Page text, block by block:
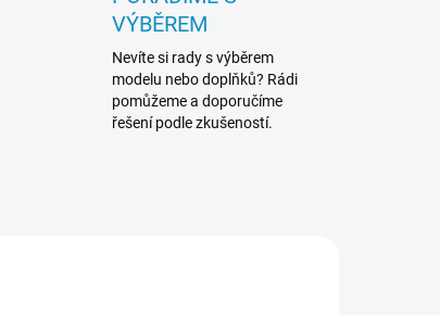
VÝBĚREM
Nevíte si rady s výběrem
modelu nebo doplňků? Rádi
pomůžeme a doporučíme
řešení podle zkušeností.